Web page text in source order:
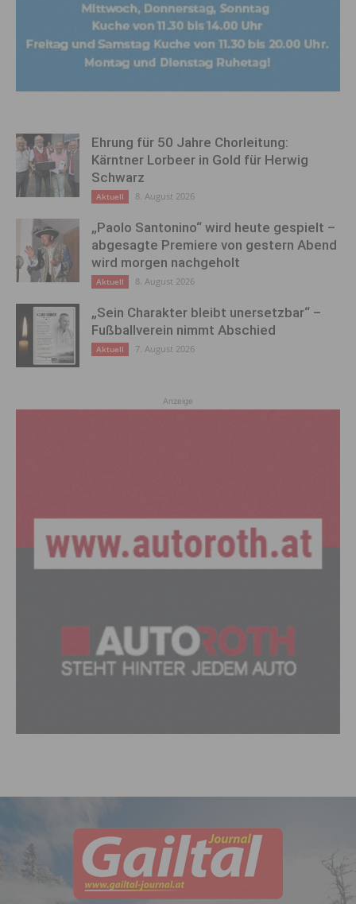
Ehrung für 50 Jahre Chorleitung:
Kärntner Lorbeer in Gold für Herwig
Schwarz
Aktuell 8. August 2026
„Paolo Santonino“ wird heute gespielt –
abgesagte Premiere von gestern Abend
wird morgen nachgeholt
Aktuell 8. August 2026
„Sein Charakter bleibt unersetzbar“ –
Fußballverein nimmt Abschied
Aktuell 7. August 2026
Anzeige